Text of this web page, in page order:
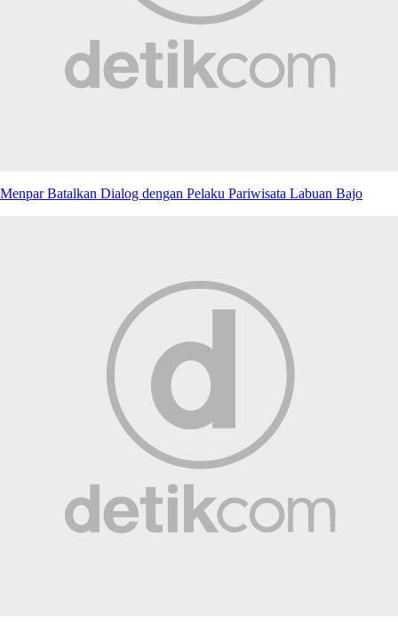
Menpar Batalkan Dialog dengan Pelaku Pariwisata Labuan Bajo